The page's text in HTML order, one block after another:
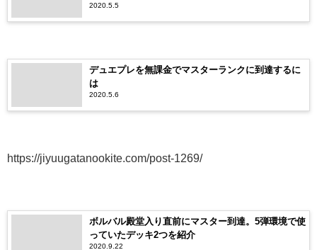
2020.5.5
デュエプレを無課金でマスターランクに到達するに
は
2020.5.6
https://jiyuugatanookite.com/post-1269/
ボルバル殿堂入り直前にマスター到達。5弾環境で使
っていたデッキ2つを紹介
2020.9.22